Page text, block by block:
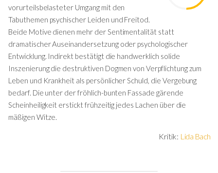
vorurteilsbelasteter Umgang mit den
Tabuthemen psychischer Leiden und Freitod.
Beide Motive dienen mehr der Sentimentalität statt
dramatischer Auseinandersetzung oder psychologischer
Entwicklung. Indirekt bestätigt die handwerklich solide
Inszenierung die destruktiven Dogmen von Verpflichtung zum
Leben und Krankheit als persönlicher Schuld, die Vergebung
bedarf. Die unter der fröhlich-bunten Fassade gärende
Scheinheiligkeit erstickt frühzeitig jedes Lachen über die
mäßigen Witze.
Kritik: Lida Bach